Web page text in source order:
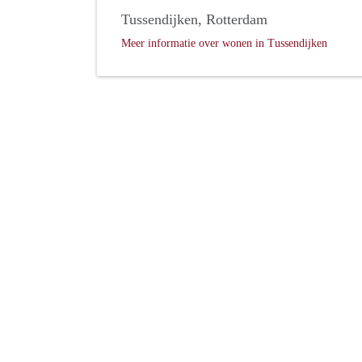
Tussendijken, Rotterdam
Meer informatie over wonen in Tussendijken